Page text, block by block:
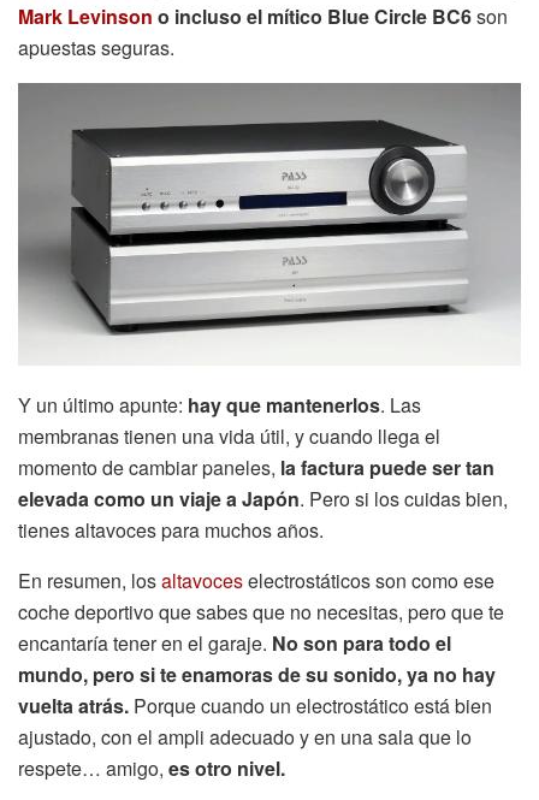
Mark Levinson o incluso el mítico Blue Circle BC6son
apuestas seguras.
Y un último apunte: hay que mantenerlos. Las
membranas tienen una vida útil, y cuando llega el
momento de cambiar paneles, la factura puede ser tan
elevada como un viaje a Japón. Pero si los cuidas bien,
tienes altavoces para muchos años.
En resumen, losaltavoceselectrostáticos son como ese
coche deportivo que sabes que no necesitas, pero que te
encantaría tener en el garaje. No son para todo el
mundo, pero si te enamoras de su sonido, ya no hay
vuelta atrás. Porque cuando un electrostático está bien
ajustado, con el ampli adecuado y en una sala que lo
respete… amigo, es otro nivel.